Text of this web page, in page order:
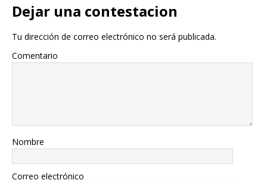
Dejar una contestacion
Tu dirección de correo electrónico no será publicada.
Comentario
Nombre
Correo electrónico